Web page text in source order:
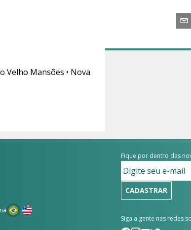
Velho Mansões • Nova
Fique por dentro das
CADASTRAR
Siga a gente nas redes